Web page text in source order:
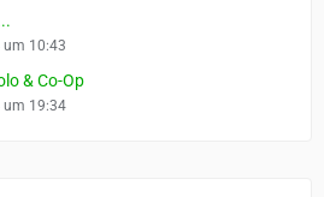
10:43
& Co-Op
um 19:34